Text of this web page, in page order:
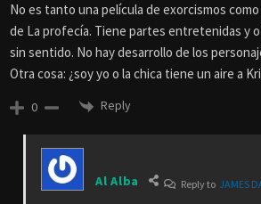
No es tanto una película de exorcismos
de La profecía. Tiene partes entretenidas y
sin sentido. No hay desarrollo de los
Otra cosa: ¿soy yo o la chica tiene un aire a
0 Reply
Al Alba Reply to JAMES